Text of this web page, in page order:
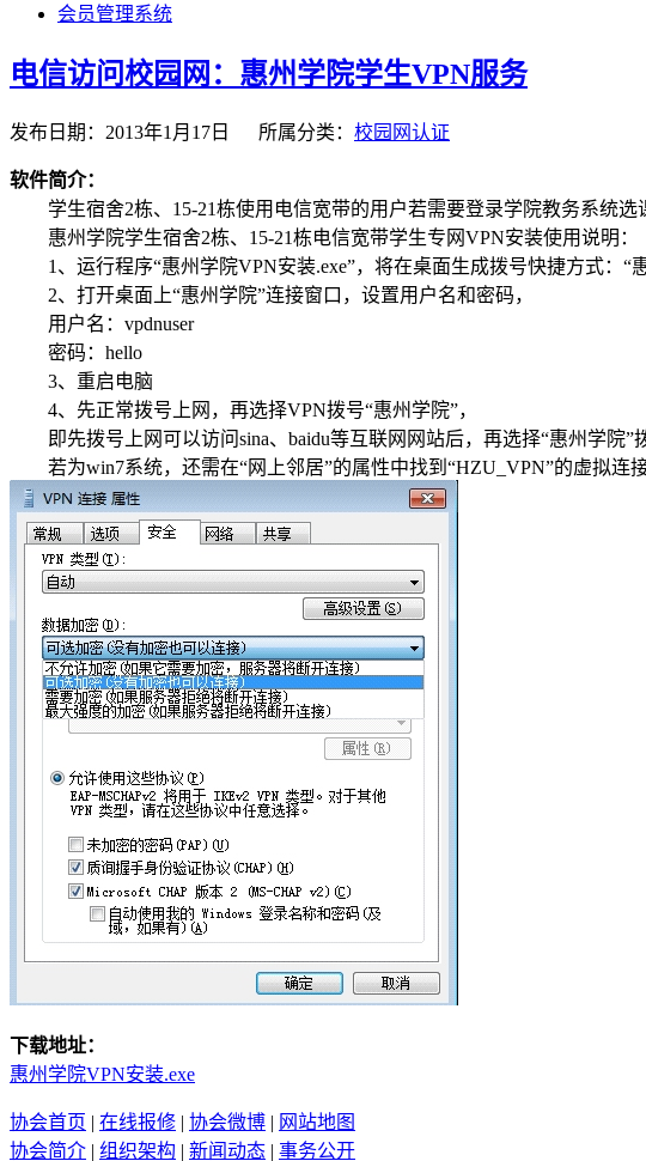
会员管理系统
电信访问校园网：惠州学院学生VPN服务
发布日期：2013年1月17日 所属分类： 校园网认证
软件简介：
学生宿舍2栋、15-21栋使用电信宽带的用户若需要登录学院教务系统选
惠州学院学生宿舍2栋、15-21栋电信宽带学生专网VPN安装使用说明：
1、运行程序“惠州学院VPN安装.exe”，将在桌面生成拨号快捷方式：“
2、打开桌面上“惠州学院”连接窗口，设置用户名和密码，
用户名：vpdnuser
密码：hello
3、重启电脑
4、先正常拨号上网，再选择VPN拨号“惠州学院”，
即先拨号上网可以访问sina、baidu等互联网网站后，再选择“惠州学院”
若为win7系统，还需在“网上邻居”的属性中找到“HZU_VPN”的虚拟连
下载地址：
惠州学院VPN安装.exe
协会首页 | 在线报修 | 协会微博 | 网站地图
协会简介 | 组织架构 | 新闻动态 | 事务公开